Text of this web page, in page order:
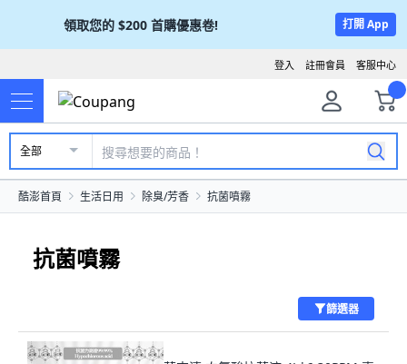
領取您的 $200 首購優惠卷! 打開 App
客服中心
註冊會員
登入
全部
酷澎首頁 生活日用 除臭/芳香 抗菌噴霧
抗菌噴霧
篩選器